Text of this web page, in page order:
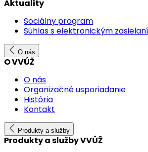
Aktuality
Sociálny program
Súhlas s elektronickým
O nás
O VVÚŽ
O nás
Organizačné usporiadanie
História
Kontakt
Produkty a služby
Produkty a služby VVÚŽ